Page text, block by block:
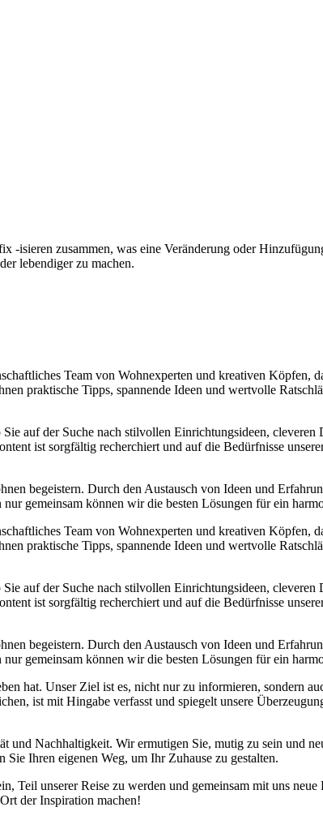
-isieren zusammen, was eine Veränderung oder
lebendiger zu machen.
Team von Wohnexperten und kreativen Köpfen,
praktische Tipps, spannende Ideen und wertvolle
auf der Suche nach stilvollen Einrichtungsideen, cleveren
ist sorgfältig recherchiert und auf die Bedürfnisse
begeistern. Durch den Austausch von Ideen und
gemeinsam können wir die besten Lösungen für ein
Team von Wohnexperten und kreativen Köpfen,
praktische Tipps, spannende Ideen und wertvolle
auf der Suche nach stilvollen Einrichtungsideen, cleveren
ist sorgfältig recherchiert und auf die Bedürfnisse
begeistern. Durch den Austausch von Ideen und
gemeinsam können wir die besten Lösungen für ein
hat. Unser Ziel ist es, nicht nur zu informieren, sondern
ist mit Hingabe verfasst und spiegelt unsere
Nachhaltigkeit. Wir ermutigen Sie, mutig zu sein und
Ihren eigenen Weg, um Ihr Zuhause zu gestalten.
Teil unserer Reise zu werden und gemeinsam mit uns
der Inspiration machen!